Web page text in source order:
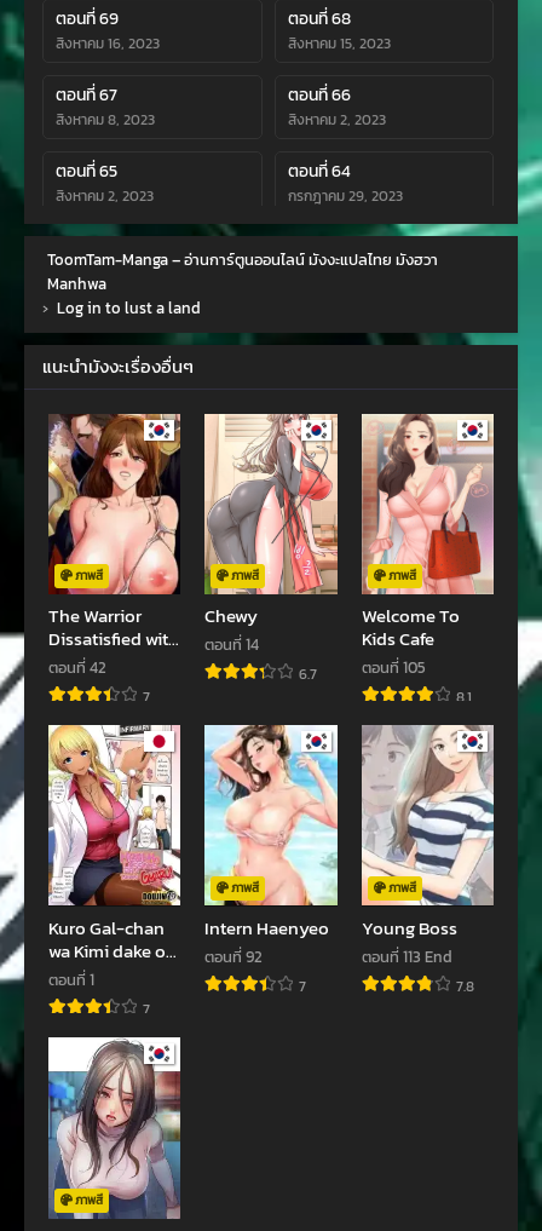
ตอนที่ 69
สิงหาคม 16, 2023
ตอนที่ 68
สิงหาคม 15, 2023
ตอนที่ 67
สิงหาคม 8, 2023
ตอนที่ 66
สิงหาคม 2, 2023
ตอนที่ 65
สิงหาคม 2, 2023
ตอนที่ 64
กรกฎาคม 29, 2023
กรกฎาคม 23, 2023
ตอนที่ 62
กรกฎาคม 15, 2023
ตอนที่ 61
กรกฎาคม 8, 2023 กรกฎาคม 5, 2023
กรกฎาคม 5, 2023 กรกฎาคม 5, 2023
ตอนที่ 57
กรกฎาคม 5, 2023
ตอนที่ 56
กรกฎาคม 5, 2023
ตอนที่ 55
กรกฎาคม 5, 2023
ตอนที่ 54
กรกฎาคม 5, 2023
ตอนที่ 53
กรกฎาคม 5, 2023
ตอนที่ 51
กรกฎาคม 5, 2023 กรกฎาคม 5, 2023
ตอนที่ 49
กรกฎาคม 5, 2023
ตอนที่ 48
กรกฎาคม 5, 2023
ตอนที่ 47
กรกฎาคม 5, 2023
ตอนที่ 46
กรกฎาคม 5, 2023
ตอนที่ 45
กรกฎาคม 5, 2023
ตอนที่ 44
กรกฎาคม 5, 2023
ตอนที่ 43
กรกฎาคม 5, 2023
ตอนที่ 41
กรกฎาคม 5, 2023
ตอนที่ 39
กรกฎาคม 5, 2023
ToomTam-Manga – อ่านการ์ตูนออนไลน์ มังงะแปลไทย มังฮวา
Manhwa
› Log in to lust a land
แนะนำมังงะเรื่องอื่นๆ
ภาพสี
The Warrior
Dissatisfied with
Everyone
ตอนที่ 42
7
ภาพสี
Chewy
ตอนที่ 14
6.7
ภาพสี
Welcome To
Kids Cafe
ตอนที่ 105
8.1
Kuro Gal-chan
wa Kimi dake o
Miteru
ตอนที่ 1
7
ภาพสี
Intern Haenyeo
ตอนที่ 92
7
ภาพสี
Young Boss
ตอนที่ 113 End
7.8
ภาพสี